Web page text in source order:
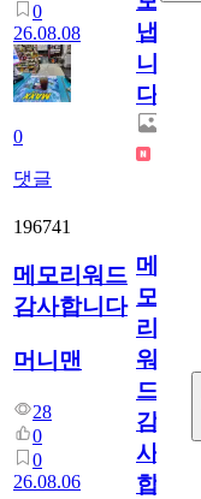
0
26.08.08
0
댓글
냅
니
다.
196741
메모리워드
감사합니다
머니맨
28
0
0
26.08.06
메
모
리
워
드
감
사
합